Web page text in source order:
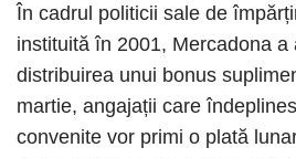
În cadrul politicii sale de
instituită în 2001, Mercadona a
distribuirea unui bonus
martie, angajații care
convenite vor primi o plată